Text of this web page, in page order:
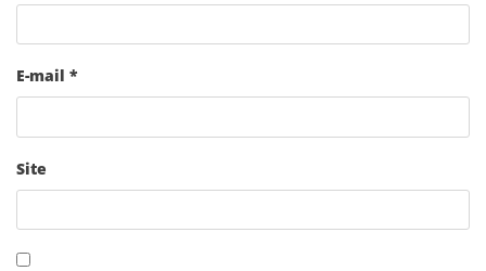
E-mail *
Site